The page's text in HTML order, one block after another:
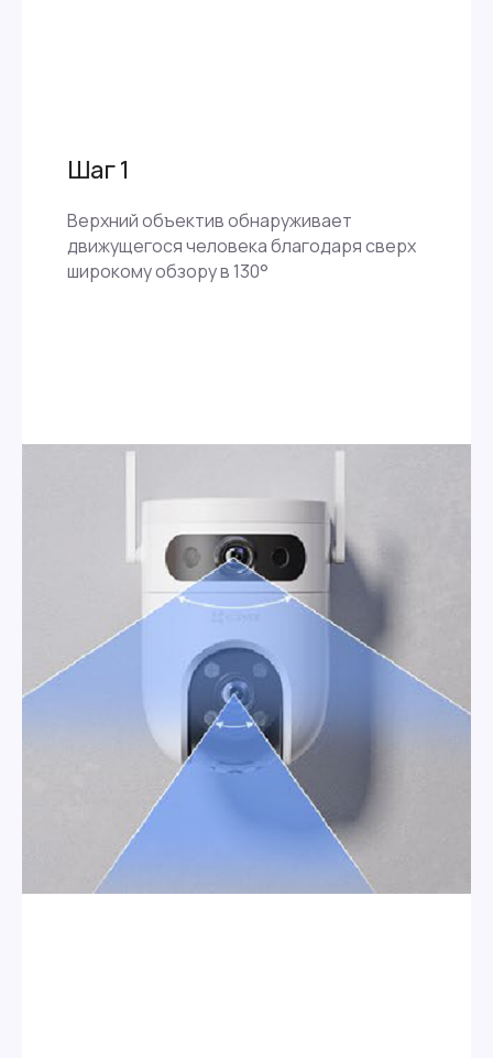
Шаг 1
Верхний объектив обнаруживает
движущегося человека благодаря сверх
широкому обзору в 130°